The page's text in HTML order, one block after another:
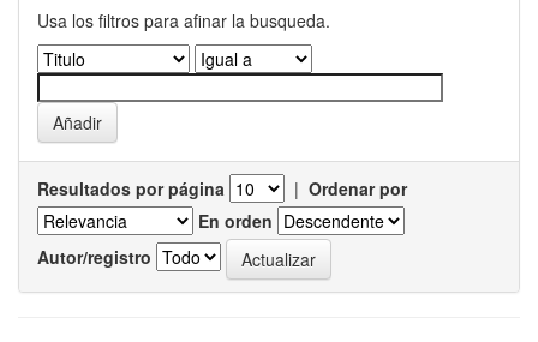
Usa los filtros para afinar la busqueda.
Resultados por página | Ordenar por
En orden
Autor/registro